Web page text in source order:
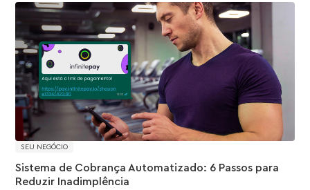
SEU NEGÓCIO
Sistema de Cobrança Automatizado: 6 Passos para
Reduzir Inadimplência